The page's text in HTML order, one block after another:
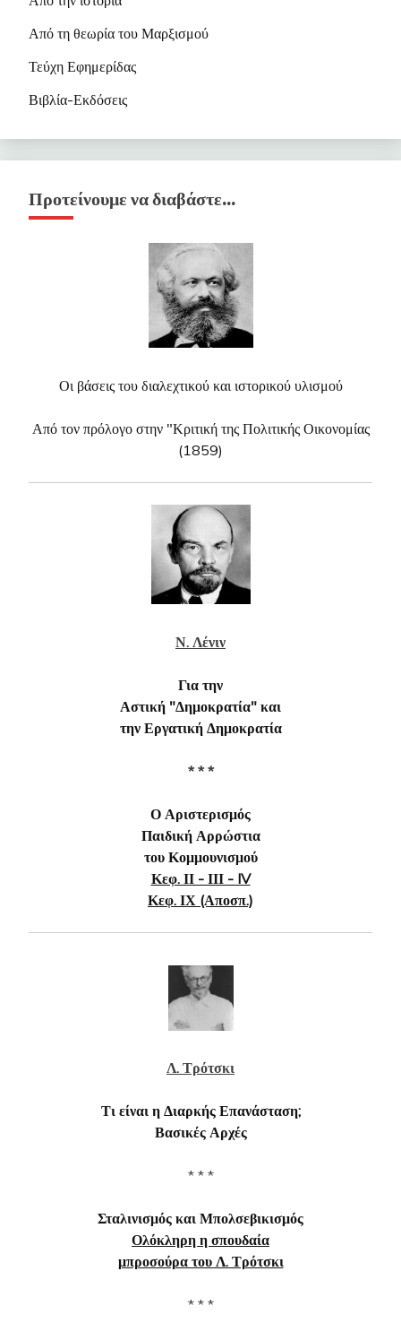
Από τη θεωρία του Μαρξισμού
Τεύχη Εφημερίδας
Βιβλία-Εκδόσεις
Προτείνουμε να διαβάστε…
Οι βάσεις του διαλεχτικού και ιστορικού υλισμού
Από τον πρόλογο στην "Κριτική της Πολιτικής Οικονομίας
(1859)
Ν. Λένιν
Για την
Αστική "Δημοκρατία" και
την Εργατική Δημοκρατία
* * *
Ο Αριστερισμός
Παιδική Αρρώστια
του Κομμουνισμού
Κεφ. ΙΙ - ΙΙΙ - IV
Κεφ. ΙΧ (Αποσπ.)
Λ. Τρότσκι
Τι είναι η Διαρκής Επανάσταση;
Βασικές Αρχές
* * *
Σταλινισμός και Μπολσεβικισμός
Ολόκληρη η σπουδαία
μπροσούρα του Λ. Τρότσκι
* * *